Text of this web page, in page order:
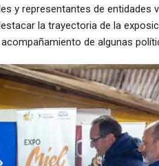
y representantes de entidades
la trayectoria de la
de algunas